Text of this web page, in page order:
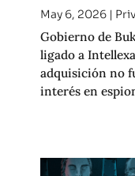
May 6, 2026|
Gobierno de
ligado a
adquisición no
interés en